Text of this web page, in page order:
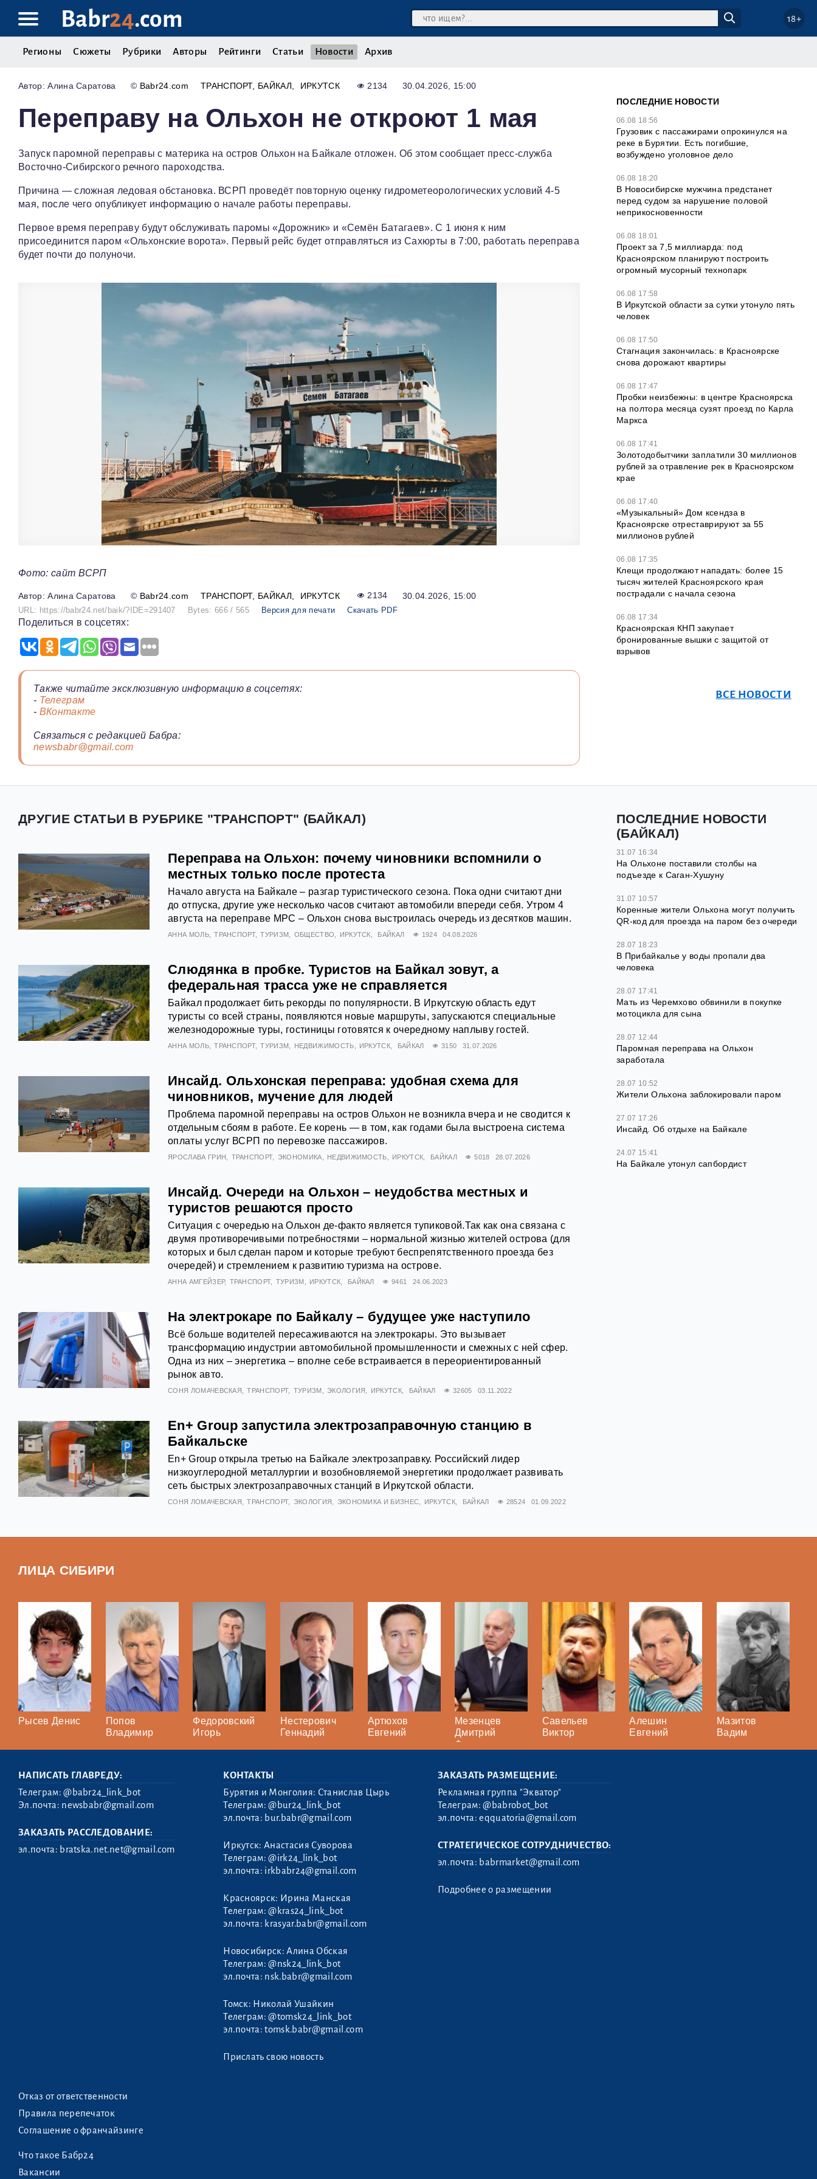
Babr24.com 18+
Регионы Сюжеты Рубрики Авторы Рейтинги Статьи Новости Архив
Алина Саратова © Babr24.com ТРАНСПОРТ БАЙКАЛ ИРКУТСК 2134 30.04.2026, 15:00
Переправу на Ольхон не откроют 1 мая
Запуск паромной переправы с материка на остров Ольхон на Байкале отложен. Об этом сообщает пресс-служба
Восточно-Сибирского речного пароходства.
Причина — сложная ледовая обстановка. ВСРП проведёт повторную оценку гидрометеорологических условий 4-5
мая, после чего опубликует информацию о начале работы переправы.
Первое время переправу будут обслуживать паромы «Дорожник» и «Семён Батагаев». С 1 июня к ним
присоединится паром «Ольхонские ворота». Первый рейс будет отправляться из Сахюрты в 7:00, работать переправа
будет почти до полуночи.
Фото: сайт ВСРП
Алина Саратова © Babr24.com ТРАНСПОРТ БАЙКАЛ ИРКУТСК 2134 30.04.2026, 15:00
URL: https://babr24.net/baik/?IDE=291407 Bytes: 666 / 565 Версия для печати Скачать PDF
Поделиться в соцсетях:
Также читайте эксклюзивную информацию в соцсетях:
- Телеграм
- ВКонтакте
Связаться с редакцией Бабра:
newsbabr@gmail.com
ПОСЛЕДНИЕ НОВОСТИ
06.08 18:56
Грузовик с пассажирами опрокинулся на
реке в Бурятии. Есть погибшие,
возбуждено уголовное дело
06.08 18:20
В Новосибирске мужчина предстанет
перед судом за нарушение половой
неприкосновенности
06.08 18:01
Проект за 7,5 миллиарда: под
Красноярском планируют построить
огромный мусорный технопарк
06.08 17:58
В Иркутской области за сутки утонуло пять
человек
06.08 17:50
Стагнация закончилась: в Красноярске
снова дорожают квартиры
06.08 17:47
Пробки неизбежны: в центре Красноярска
на полтора месяца сузят проезд по Карла
Маркса
06.08 17:41
Золотодобытчики заплатили 30 миллионов
рублей за отравление рек в Красноярском
крае
06.08 17:40
«Музыкальный» Дом ксендза в
Красноярске отреставрируют за 55
миллионов рублей
06.08 17:35
Клещи продолжают нападать: более 15
тысяч жителей Красноярского края
пострадали с начала сезона
06.08 17:34
Красноярская КНП закупает
бронированные вышки с защитой от
взрывов
ВСЕ НОВОСТИ
ДРУГИЕ СТАТЬИ В РУБРИКЕ "ТРАНСПОРТ" (БАЙКАЛ)
Переправа на Ольхон: почему чиновники вспомнили о
местных только после протеста
Начало августа на Байкале – разгар туристического сезона. Пока одни считают дни
до отпуска, другие уже несколько часов считают автомобили впереди себя. Утром 4
августа на переправе МРС – Ольхон снова выстроилась очередь из десятков машин.
АННА МОЛЬ ТРАНСПОРТ ТУРИЗМ ОБЩЕСТВО ИРКУТСК БАЙКАЛ 1924 04.08.2026
Слюдянка в пробке. Туристов на Байкал зовут, а
федеральная трасса уже не справляется
Байкал продолжает бить рекорды по популярности. В Иркутскую область едут
туристы со всей страны, появляются новые маршруты, запускаются специальные
железнодорожные туры, гостиницы готовятся к очередному наплыву гостей.
АННА МОЛЬ ТРАНСПОРТ ТУРИЗМ НЕДВИЖИМОСТЬ ИРКУТСК БАЙКАЛ 3150 31.07.2026
Инсайд. Ольхонская переправа: удобная схема для
чиновников, мучение для людей
Проблема паромной переправы на остров Ольхон не возникла вчера и не сводится к
отдельным сбоям в работе. Ее корень — в том, как годами была выстроена система
оплаты услуг ВСРП по перевозке пассажиров.
ЯРОСЛАВА ГРИН ТРАНСПОРТ ЭКОНОМИКА НЕДВИЖИМОСТЬ ИРКУТСК БАЙКАЛ 5018 28.07.2026
Инсайд. Очереди на Ольхон – неудобства местных и
туристов решаются просто
Ситуация с очередью на Ольхон де-факто является тупиковой.Так как она связана с
двумя противоречивыми потребностями – нормальной жизнью жителей острова (для
которых и был сделан паром и которые требуют беспрепятственного проезда без
очередей) и стремлением к развитию туризма на острове.
АННА АМГЕЙЗЕР ТРАНСПОРТ ТУРИЗМ ИРКУТСК БАЙКАЛ 9461 24.06.2023
На электрокаре по Байкалу – будущее уже наступило
Всё больше водителей пересаживаются на электрокары. Это вызывает
трансформацию индустрии автомобильной промышленности и смежных с ней сфер.
Одна из них – энергетика – вполне себе встраивается в переориентированный
рынок авто.
СОНЯ ЛОМАЧЕВСКАЯ ТРАНСПОРТ ТУРИЗМ ЭКОЛОГИЯ ИРКУТСК БАЙКАЛ 32605 03.11.2022
En+ Group запустила электрозаправочную станцию в
Байкальске
En+ Group открыла третью на Байкале электрозаправку. Российский лидер
низкоуглеродной металлургии и возобновляемой энергетики продолжает развивать
сеть быстрых электрозаправочных станций в Иркутской области.
СОНЯ ЛОМАЧЕВСКАЯ ТРАНСПОРТ ЭКОЛОГИЯ ЭКОНОМИКА И БИЗНЕС ИРКУТСК БАЙКАЛ 28524 01.09.2022
ПОСЛЕДНИЕ НОВОСТИ
(БАЙКАЛ)
31.07 16:34
На Ольхоне поставили столбы на
подъезде к Саган-Хушуну
31.07 10:57
Коренные жители Ольхона могут получить
QR‑код для проезда на паром без очереди
28.07 18:23
В Прибайкалье у воды пропали два
человека
28.07 17:41
Мать из Черемхово обвинили в покупке
мотоцикла для сына
28.07 12:44
Паромная переправа на Ольхон
заработала
28.07 10:52
Жители Ольхона заблокировали паром
27.07 17:26
Инсайд. Об отдыхе на Байкале
24.07 15:41
На Байкале утонул сапбордист
ЛИЦА СИБИРИ
Рысев Денис
Попов
Владимир
Федоровский
Игорь
Нестерович
Геннадий
Артюхов
Евгений
Мезенцев
Дмитрий
Федорович
Савельев
Виктор
Алешин
Евгений
Мазитов
Вадим
НАПИСАТЬ ГЛАВРЕДУ:
Телеграм:@babr24_link_bot
Эл.почта: newsbabr@gmail.com
ЗАКАЗАТЬ РАССЛЕДОВАНИЕ:
эл.почта: bratska.net.net@gmail.com
КОНТАКТЫ
Бурятия и Монголия: Станислав Цырь
Телеграм:@bur24_link_bot
эл.почта: bur.babr@gmail.com
Иркутск: Анастасия Суворова
Телеграм:@irk24_link_bot
эл.почта: irkbabr24@gmail.com
Красноярск: Ирина Манская
Телеграм:@kras24_link_bot
эл.почта: krasyar.babr@gmail.com
Новосибирск: Алина Обская
Телеграм:@nsk24_link_bot
эл.почта: nsk.babr@gmail.com
Томск: Николай Ушайкин
Телеграм:@tomsk24_link_bot
эл.почта:tomsk.babr@gmail.com
Прислать свою новость
ЗАКАЗАТЬ РАЗМЕЩЕНИЕ:
Рекламная группа "Экватор"
Телеграм:@babrobot_bot
эл.почта:eqquatoria@gmail.com
СТРАТЕГИЧЕСКОЕ СОТРУДНИЧЕСТВО:
эл.почта: babrmarket@gmail.com
Подробнее о размещении
Отказ от ответственности
Правила перепечаток
Соглашение о франчайзинге
Что такое Бабр24
Вакансии